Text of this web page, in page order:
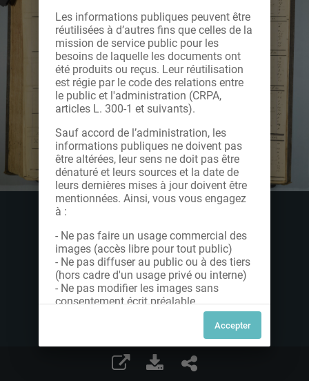
Les informations publiques peuvent être
réutilisées à d’autres fins que celles de la
mission de service public pour les
besoins de laquelle les documents ont
été produits ou reçus. Leur réutilisation
est régie par le code des relations entre
le public et l'administration (CRPA,
articles L. 300-1 et suivants).
Sauf accord de l’administration, les
informations publiques ne doivent pas
être altérées, leur sens ne doit pas être
dénaturé et leurs sources et la date de
leurs dernières mises à jour doivent être
mentionnées. Ainsi, vous vous engagez
à :
- Ne pas faire un usage commercial des
images (accès libre pour tout public)
- Ne pas diffuser au public ou à des tiers
(hors cadre d'un usage privé ou interne)
- Ne pas modifier les images sans
consentement écrit préalable
Dans le cas contraire, nous vous invitons
à nous contacter afin de solliciter le type
de Licence souhaitée parmi celles
proposées et le cas échéant, acquitter